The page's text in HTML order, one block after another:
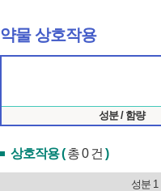
약물 상호작용
성분 / 함량
상호작용 (총 0 건 )
성분 1